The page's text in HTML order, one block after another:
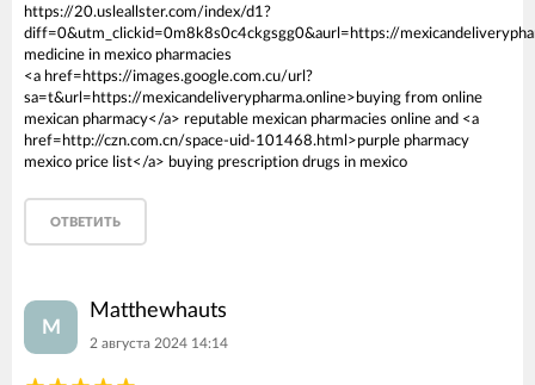
https://20.usleallster.com/index/d1?
diff=0&utm_clickid=0m8k8s0c4ckgsgg0&aurl=https://
medicine in mexico pharmacies
<a href=https://images.google.com.cu/url?
sa=t&url=https://mexicandeliverypharma.online>buying from online
mexican pharmacy</a> reputable mexican pharmacies online and <a
href=http://czn.com.cn/space-uid-101468.html>purple pharmacy
mexico price list</a> buying prescription drugs in mexico
ОТВЕТИТЬ
M
Matthewhauts
2 августа 2024 14:14